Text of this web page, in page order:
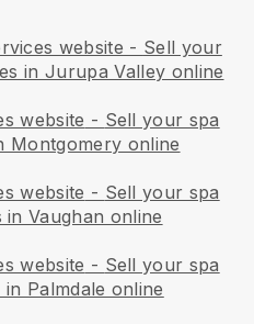
website - Sell your
in Jurupa Valley online
website - Sell your spa
Montgomery online
website - Sell your spa
Vaughan online
website - Sell your spa
Palmdale online